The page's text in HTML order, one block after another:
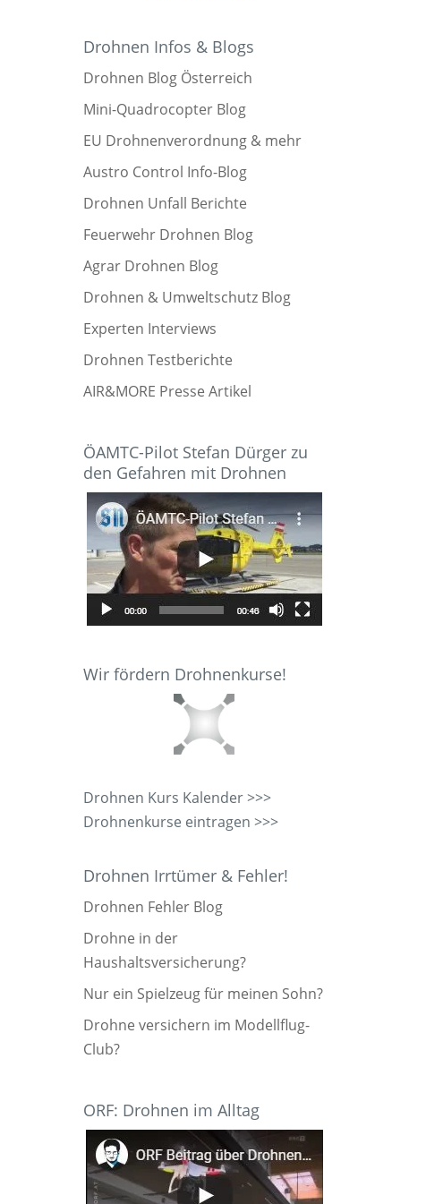
Drohnen Infos & Blogs
Drohnen Blog Österreich
Mini-Quadrocopter Blog
EU Drohnenverordnung & mehr
Austro Control Info-Blog
Drohnen Unfall Berichte
Feuerwehr Drohnen Blog
Agrar Drohnen Blog
Drohnen & Umweltschutz Blog
Experten Interviews
Drohnen Testberichte
AIR&MORE Presse Artikel
ÖAMTC-Pilot Stefan Dürger zu
den Gefahren mit Drohnen
Wir fördern Drohnenkurse!
Drohnen Kurs Kalender >>>
Drohnenkurse eintragen >>>
Drohnen Irrtümer & Fehler!
Drohnen Fehler Blog
Drohne in der
Haushaltsversicherung?
Nur ein Spielzeug für meinen Sohn?
Drohne versichern im Modellflug-
Club?
ORF: Drohnen im Alltag